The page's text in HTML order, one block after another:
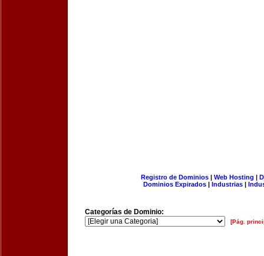
Registro de Dominios| Web Hosting |
Dominios Expirados | Industrias |
Categorías de Dominio:
[Pág.